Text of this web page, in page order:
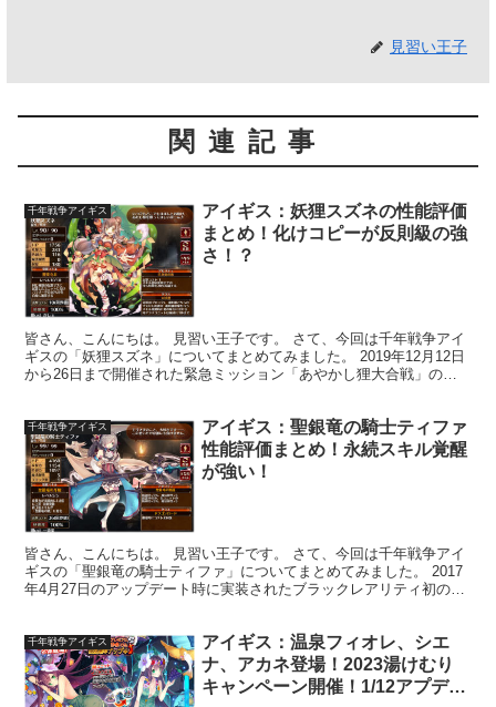
見習い王子
関連記事
千年戦争アイギス
アイギス：妖狸スズネの性能評価
まとめ！化けコピーが反則級の強
さ！？
皆さん、こんにちは。 見習い王子です。 さて、今回は千年戦争アイ
ギスの「妖狸スズネ」についてまとめてみました。 2019年12月12日
から26日まで開催された緊急ミッション「あやかし狸大合戦」のイ
千年戦争アイギス
アイギス：聖銀竜の騎士ティファ
性能評価まとめ！永続スキル覚醒
が強い！
皆さん、こんにちは。 見習い王子です。 さて、今回は千年戦争アイ
ギスの「聖銀竜の騎士ティファ」についてまとめてみました。 2017
年4月27日のアップデート時に実装されたブラックレアリティ初のド
千年戦争アイギス
アイギス：温泉フィオレ、シエ
ナ、アカネ登場！2023湯けむり
キャンペーン開催！1/12アプデ内